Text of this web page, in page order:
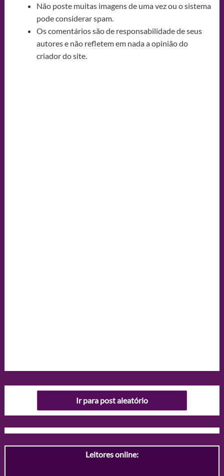
Não poste muitas imagens de uma vez ou o sistema
pode considerar spam.
Os comentários são de responsabilidade de seus
autores e não refletem em nada a opinião do
criador do site.
Ir para post aleatório
Leitores online: